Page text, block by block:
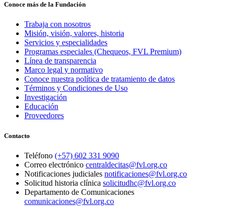
Conoce más de la Fundación
Trabaja con nosotros
Misión, visión, valores, historia
Servicios y especialidades
Programas especiales (Chequeos, FVL Premium)
Línea de transparencia
Marco legal y normativo
Conoce nuestra política de tratamiento de datos
Términos y Condiciones de Uso
Investigación
Educación
Proveedores
Contacto
Teléfono (+57) 602 331 9090
Correo electrónico centraldecitas@fvl.org.co
Notificaciones judiciales notificaciones@fvl.org.co
Solicitud historia clínica solicitudhc@fvl.org.co
Departamento de Comunicaciones
comunicaciones@fvl.org.co